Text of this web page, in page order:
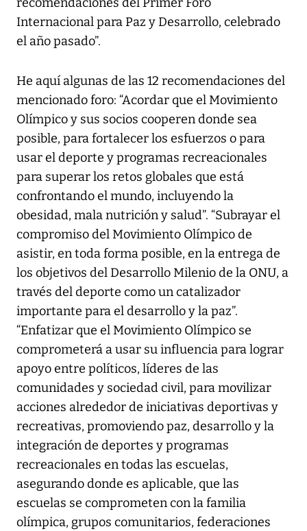
recomendaciones del Primer Foro
Internacional para Paz y Desarrollo, celebrado
el año pasado”.
He aquí algunas de las 12 recomendaciones del
mencionado foro: “Acordar que el Movimiento
Olímpico y sus socios cooperen donde sea
posible, para fortalecer los esfuerzos o para
usar el deporte y programas recreacionales
para superar los retos globales que está
confrontando el mundo, incluyendo la
obesidad, mala nutrición y salud”. “Subrayar el
compromiso del Movimiento Olímpico de
asistir, en toda forma posible, en la entrega de
los objetivos del Desarrollo Milenio de la ONU, a
través del deporte como un catalizador
importante para el desarrollo y la paz”.
“Enfatizar que el Movimiento Olímpico se
comprometerá a usar su influencia para lograr
apoyo entre políticos, líderes de las
comunidades y sociedad civil, para movilizar
acciones alrededor de iniciativas deportivas y
recreativas, promoviendo paz, desarrollo y la
integración de deportes y programas
recreacionales en todas las escuelas,
asegurando donde es aplicable, que las
escuelas se comprometen con la familia
olímpica, grupos comunitarios, federaciones